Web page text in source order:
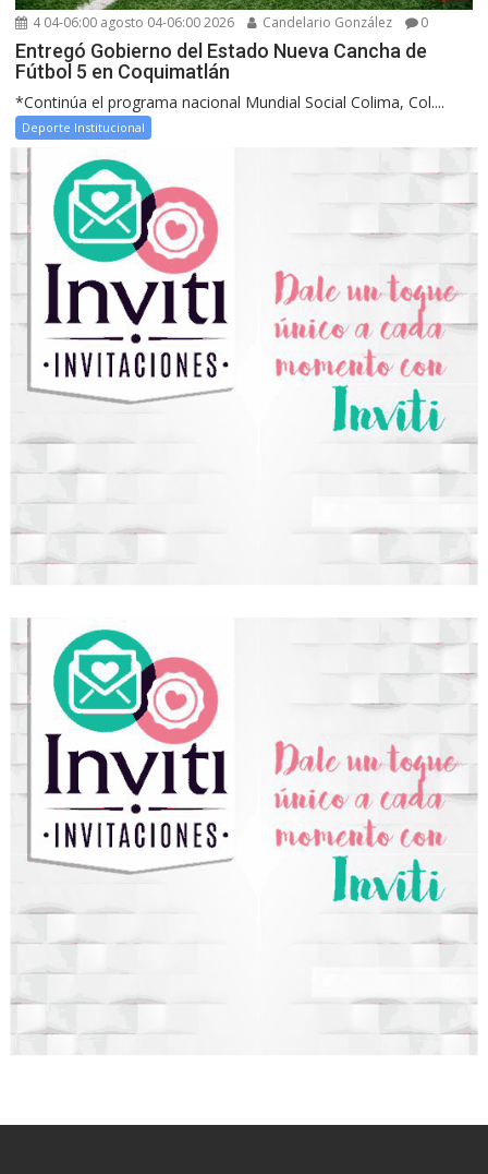
4 04-06:00 agosto 04-06:00 2026 Candelario González 0
Entregó Gobierno del Estado Nueva Cancha de
Fútbol 5 en Coquimatlán
*Continúa el programa nacional Mundial Social Colima, Col....
Deporte Institucional